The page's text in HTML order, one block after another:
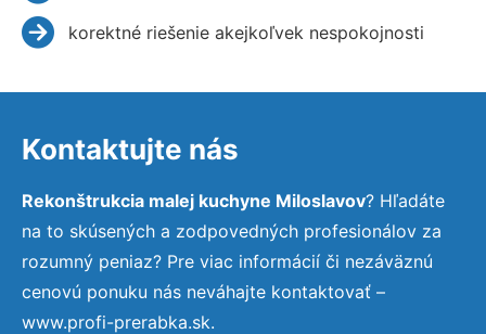
korektné riešenie akejkoľvek nespokojnosti
Kontaktujte nás
Rekonštrukcia malej kuchyne Miloslavov? Hľadáte
na to skúsených a zodpovedných profesionálov za
rozumný peniaz? Pre viac informácií či nezáväznú
cenovú ponuku nás neváhajte kontaktovať –
www.profi-prerabka.sk.